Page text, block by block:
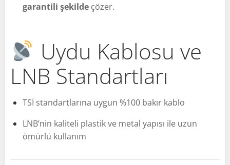
garantili şekilde çözer.
Uydu Kablosu ve
LNB Standartları
TSİ standartlarına uygun %100 bakır kablo
LNB’nin kaliteli plastik ve metal yapısı ile uzun
ömürlü kullanım